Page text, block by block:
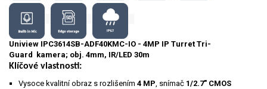
Uniview IPC3614SB-ADF40KMC-IO - 4MP IP Turret Tri-
Guard kamera; obj. 4mm, IR/LED 30m
Klíčové vlastnosti:
Vysoce kvalitní obraz s rozlišením 4 MP, snímač 1/2.7" CMOS